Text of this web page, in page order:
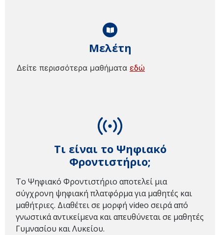
Τι είναι το Ψηφιακό
Φροντιστήριο;
Το Ψηφιακό Φροντιστήριο αποτελεί μια
σύγχρονη ψηφιακή πλατφόρμα για μαθητές και
μαθήτριες. Διαθέτει σε μορφή video σειρά από
γνωστικά αντικείμενα και απευθύνεται σε μαθητές
Γυμνασίου και Λυκείου.
Μελέτη
Δείτε περισσότερα μαθήματα εδώ